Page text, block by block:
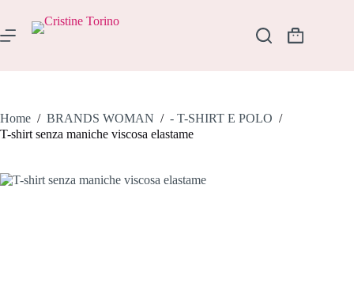
contenuto
Carrello
Home / BRANDS WOMAN / - T-SHIRT E POLO /
T-shirt senza maniche viscosa elastame